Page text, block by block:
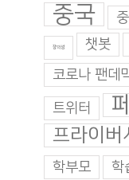
중국
창의성 챗봇
코로나 팬데
트위터
프라이버
학부모
학